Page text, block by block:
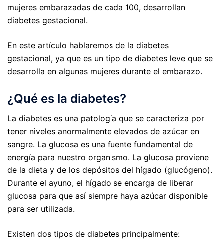
mujeres embarazadas de cada 100, desarrollan
diabetes gestacional.
En este artículo hablaremos de la diabetes
gestacional, ya que es un tipo de diabetes leve que se
desarrolla en algunas mujeres durante el embarazo.
¿Qué es la diabetes?
La diabetes es una patología que se caracteriza por
tener niveles anormalmente elevados de azúcar en
sangre. La glucosa es una fuente fundamental de
energía para nuestro organismo. La glucosa proviene
de la dieta y de los depósitos del hígado (glucógeno).
Durante el ayuno, el hígado se encarga de liberar
glucosa para que así siempre haya azúcar disponible
para ser utilizada.
Existen dos tipos de diabetes principalmente: